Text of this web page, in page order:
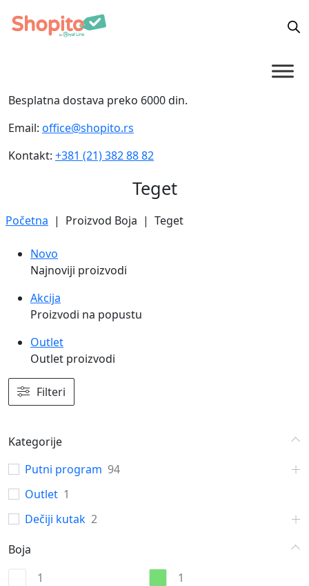
Besplatna dostava preko 6000 din.
Email: office@shopito.rs
Kontakt: +381 (21) 382 88 82
Teget
Početna | Proizvod Boja | Teget
Novo
Najnoviji proizvodi
Akcija
Proizvodi na popustu
Outlet
Outlet proizvodi
Filteri
Kategorije
Putni program 94
Outlet 1
Dečiji kutak 2
Boja
1
1